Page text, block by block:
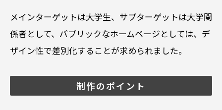
メインターゲットは大学生、サブターゲットは大学関
係者として、パブリックなホームページとしては、デ
ザイン性で差別化することが求められました。
制作のポイント